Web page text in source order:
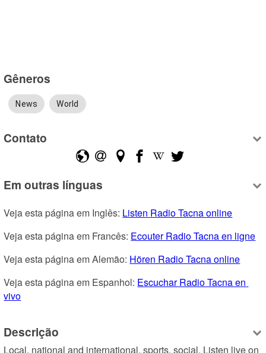
Gêneros
News World
Contato
Em outras línguas
Veja esta página em Inglês: Listen Radio Tacna online
Veja esta página em Francês: Ecouter Radio Tacna en ligne
Veja esta página em Alemão: Hören Radio Tacna online
Veja esta página em Espanhol: Escuchar Radio Tacna en
vivo
Descrição
Local, national and international, sports, social. Listen live on